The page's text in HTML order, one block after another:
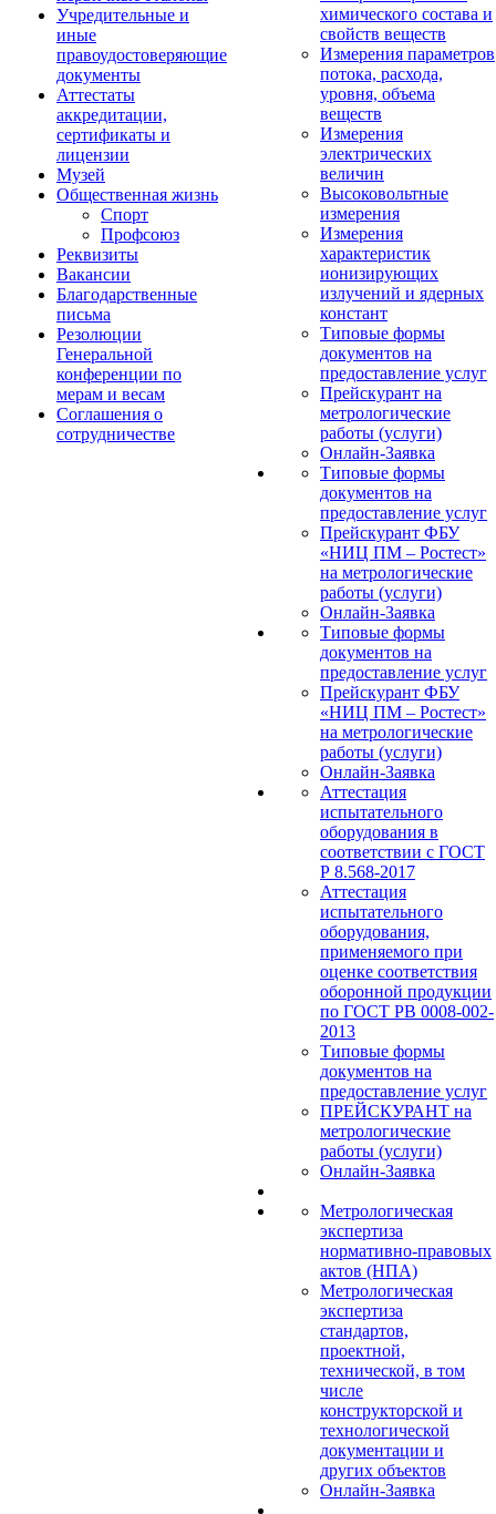
Учредительные и
иные
правоудостоверяющие
документы
Аттестаты
аккредитации,
сертификаты и
лицензии
Музей
Общественная жизнь
Спорт
Профсоюз
Реквизиты
Вакансии
Благодарственные
письма
Резолюции
Генеральной
конференции по
мерам и весам
Соглашения о
сотрудничестве
химического состава и
свойств веществ
Измерения параметров
потока, расхода,
уровня, объема
веществ
Измерения
электрических
величин
Высоковольтные
измерения
Измерения
характеристик
ионизирующих
излучений и ядерных
констант
Типовые формы
документов на
предоставление услуг
Прейскурант на
метрологические
работы (услуги)
Онлайн-Заявка
Типовые формы
документов на
предоставление услуг
Прейскурант ФБУ
«НИЦ ПМ – Ростест»
на метрологические
работы (услуги)
Онлайн-Заявка
Типовые формы
документов на
предоставление услуг
Прейскурант ФБУ
«НИЦ ПМ – Ростест»
на метрологические
работы (услуги)
Онлайн-Заявка
Аттестация
испытательного
оборудования в
соответствии с ГОСТ
Р 8.568-2017
Аттестация
испытательного
оборудования,
применяемого при
оценке соответствия
оборонной продукции
по ГОСТ РВ 0008-002-
2013
Типовые формы
документов на
предоставление услуг
ПРЕЙСКУРАНТ на
метрологические
работы (услуги)
Онлайн-Заявка
Метрологическая
экспертиза
нормативно-правовых
актов (НПА)
Метрологическая
экспертиза
стандартов,
проектной,
технической, в том
числе
конструкторской и
технологической
документации и
других объектов
Онлайн-Заявка